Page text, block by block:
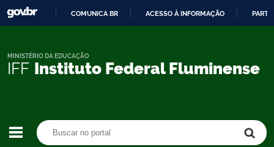
CONTEÚDO
COMUNICA BR ACESSO À INFORMAÇÃO
IFF Instituto Federal Fluminense
MINISTÉRIO DA EDUCAÇÃO